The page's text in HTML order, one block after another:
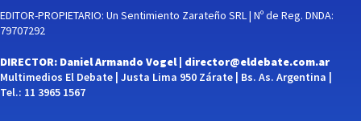
EDITOR-PROPIETARIO: Un Sentimiento Zarateño SRL | Nº de Reg. DNDA:
79707292
DIRECTOR: Daniel Armando Vogel | director@eldebate.com.ar
Multimedios El Debate | Justa Lima 950 Zárate | Bs. As. Argentina |
Tel.: 11 3965 1567